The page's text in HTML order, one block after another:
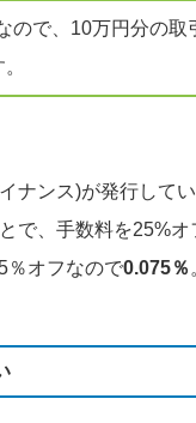
ので、10万円分の取
ナンス)が発行して
で、手数料を25%
％オフなので0.075％